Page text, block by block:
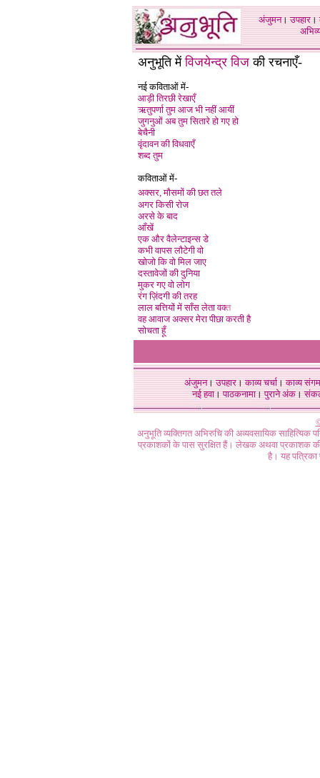
अंजुमन।उपहार।
अनुभूति मेंविजयेन्द्र विज की रचनाएँ-
नई कविताओं में-
आड़ी तिरछी रेखाएँ
ऋतुपर्णा तुम आज भी नहीं आयीं
जुगनुओं अब तुम सितारे हो गए हो
बेचैनी
वृंदावन की विधवाएँ
शब्द तुम
कविताओं में-
अक्सर, मौसमों की छत तले
अगर किसी रोज
अरसे के बाद
आँखें
एक और वैलेन्टाइन्स डे
कभी वापस लौटेगी वो
खोजो कि वो मिल जाए
दस्तावेजों की दुनिया
मुकर गए वो लोग
रंग ज़िंदगी की तरह
लाल बत्तियों में साँस लेता वक्त
वह आवाज अक्सर मेरा पीछा करती है
सोचता हूँ
अंजुमन।उपहार।काव्य चर्चा।काव्य संगम
नई हवा। पाठकनामा। पुराने अंक।
अनुभूति व्यक्तिगत अभिरुचि की अव्यवसायिक
प्रकाशकों के पास सुरक्षित हैं। लेखक अथवा प्रकाशक की
है। यह पत्रिका